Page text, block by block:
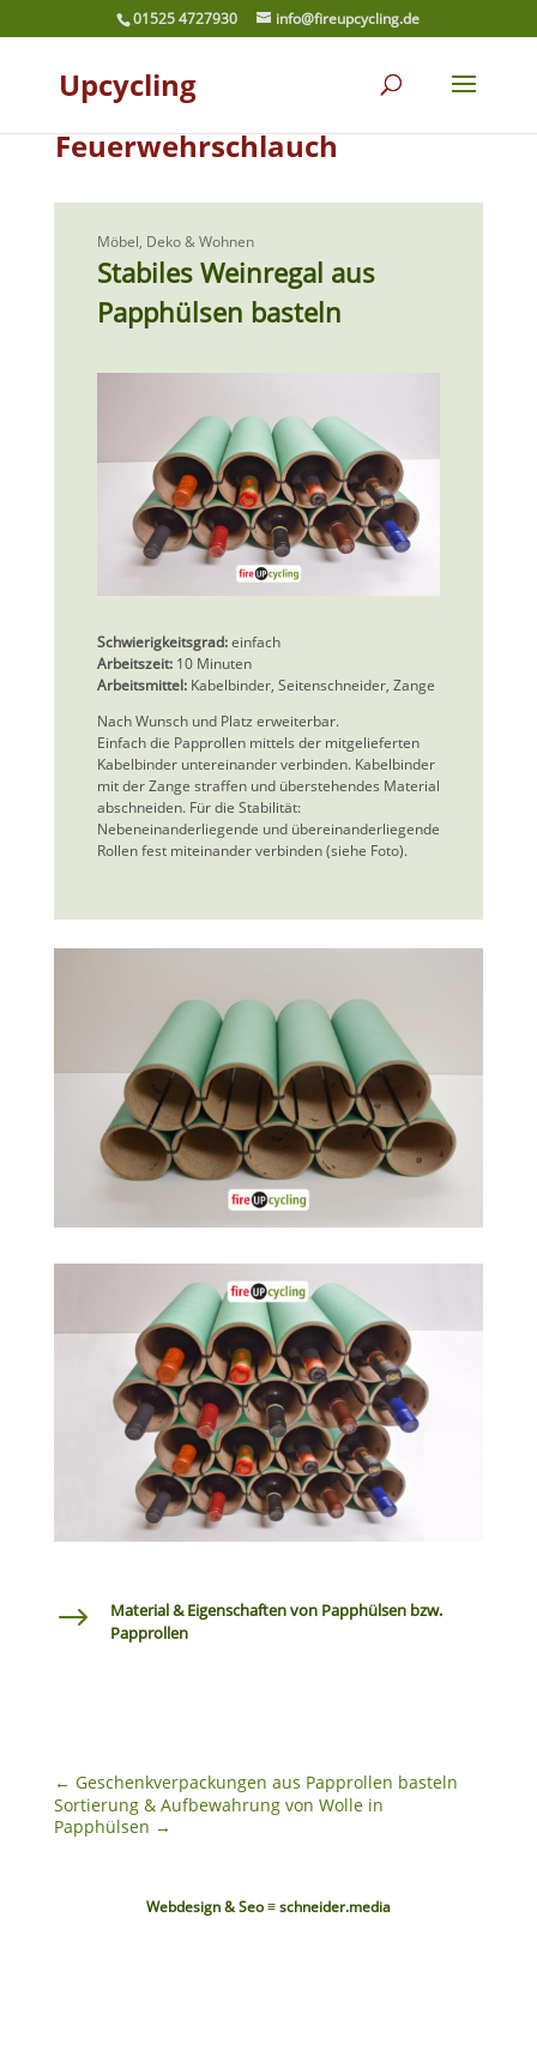
01525 4727930 info@fireupcycling.de
Upcycling
Feuerwehrschlauch
Möbel, Deko & Wohnen
Stabiles Weinregal aus
Papphülsen basteln
Schwierigkeitsgrad:einfach
Arbeitszeit:10 Minuten
Arbeitsmittel: Kabelbinder, Seitenschneider, Zange
Nach Wunsch und Platz erweiterbar.
Einfach die Papprollen mittels der mitgelieferten
Kabelbinder untereinander verbinden. Kabelbinder
mit der Zange straffen und überstehendes Material
abschneiden. Für die Stabilität:
Nebeneinanderliegende und übereinanderliegende
Rollen fest miteinander verbinden (siehe Foto).
$
Material & Eigenschaften von Papphülsen bzw.
Papprollen
← Geschenkverpackungen aus Papprollen basteln
Sortierung & Aufbewahrung von Wolle in
Papphülsen →
Webdesign & Seo ≡ schneider.media